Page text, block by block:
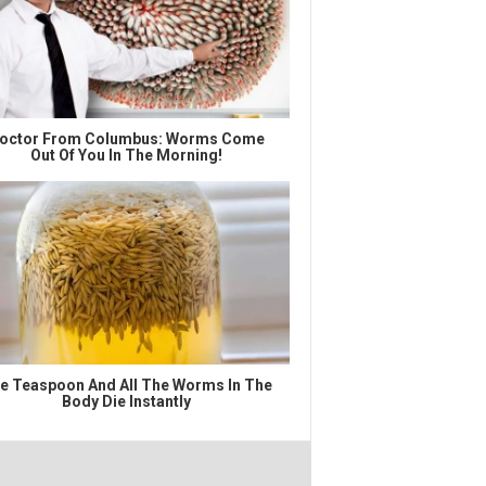
From Columbus: Worms Come
Out Of You In The Morning!
Teaspoon And All The Worms In The
Body Die Instantly